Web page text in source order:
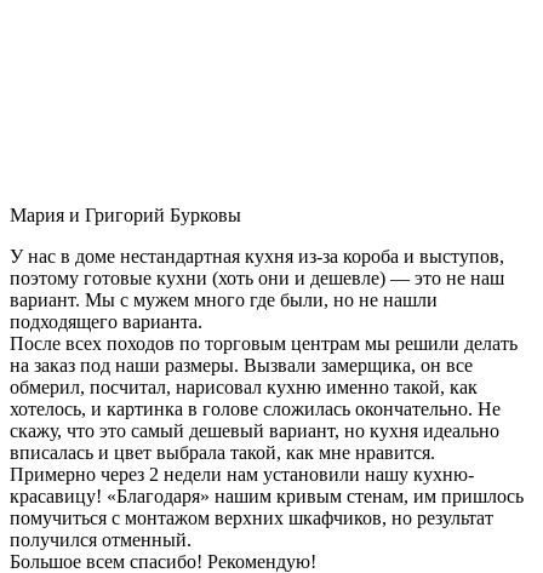
Мария и Григорий Бурковы
У нас в доме нестандартная кухня из-за короба и выступов,
поэтому готовые кухни (хоть они и дешевле) — это не наш
вариант. Мы с мужем много где были, но не нашли
подходящего варианта.
После всех походов по торговым центрам мы решили делать
на заказ под наши размеры. Вызвали замерщика, он все
обмерил, посчитал, нарисовал кухню именно такой, как
хотелось, и картинка в голове сложилась окончательно. Не
скажу, что это самый дешевый вариант, но кухня идеально
вписалась и цвет выбрала такой, как мне нравится.
Примерно через 2 недели нам установили нашу кухню-
красавицу! «Благодаря» нашим кривым стенам, им пришлось
помучиться с монтажом верхних шкафчиков, но результат
получился отменный.
Большое всем спасибо! Рекомендую!